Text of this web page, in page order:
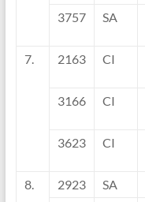
3757 SA
7. 2163 CI
3166 CI
3623 CI
8. 2923 SA